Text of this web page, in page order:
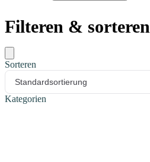
Filteren & sorteren
Sorteren
Kategorien